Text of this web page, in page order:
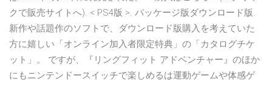
クで販売サイトへ). < PS4版 >. パッケージ版ダウンロード版.
新作や話題作のソフトで、ダウンロード版購入を考えていた
方に嬉しい「オンライン加入者限定特典」の「カタログチケ
ット」。 ですが、『リングフィット アドベンチャー』のほか
にもニンテンドースイッチで楽しめるは運動ゲームや体感ゲ